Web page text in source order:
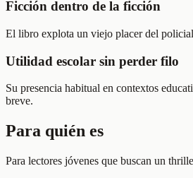
Ficción dentro de la ficción
El libro explota un viejo placer del
Utilidad escolar sin perder filo
Su presencia habitual en contextos
breve.
Para quién es
Para lectores jóvenes que buscan un